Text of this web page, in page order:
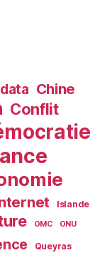
Chine
Conflit
Islande
OMC ONU
Queyras